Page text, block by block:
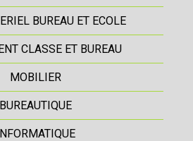
BUREAU ET ECOLE
CLASSE ET BUREAU
MOBILIER
BUREAUTIQUE